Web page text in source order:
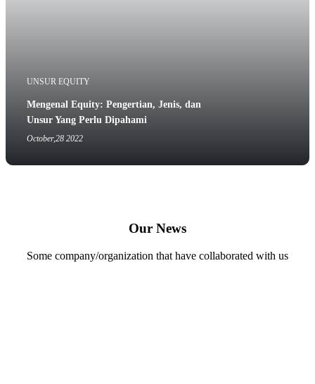
UNSUR EQUITY
Mengenal Equity: Pengertian, Jenis, dan
Unsur Yang Perlu Dipahami
October,28 2022
Our News
Some company/organization that have collaborated with us